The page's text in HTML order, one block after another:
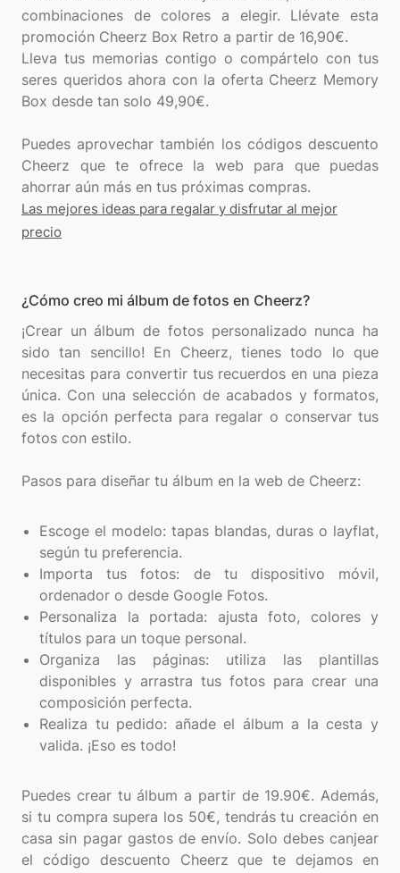
combinaciones de colores a elegir. Llévate esta
promoción Cheerz Box Retro a partir de 16,90€.
Lleva tus memorias contigo o compártelo con tus
seres queridos ahora con la oferta Cheerz Memory
Box desde tan solo 49,90€.
Puedes aprovechar también los códigos descuento
Cheerz que te ofrece la web para que puedas
Las mejores ideas para regalar y disfrutar al mejor
precio
¿Cómo creo mi álbum de fotos en Cheerz?
¡Crear un álbum de fotos personalizado nunca ha
sido tan sencillo! En Cheerz, tienes todo lo que
necesitas para convertir tus recuerdos en una pieza
única. Con una selección de acabados y formatos,
es la opción perfecta para regalar o conservar tus
fotos con estilo.
Pasos para diseñar tu álbum en la web de Cheerz:
Escoge el modelo: tapas blandas, duras o layflat,
según tu preferencia.
Importa tus fotos: de tu dispositivo móvil,
ordenador o desde Google Fotos.
Personaliza la portada: ajusta foto, colores y
títulos para un toque personal.
Organiza las páginas: utiliza las plantillas
disponibles y arrastra tus fotos para crear una
composición perfecta.
Realiza tu pedido: añade el álbum a la cesta y
valida. ¡Eso es todo!
Puedes crear tu álbum a partir de 19.90€. Además,
si tu compra supera los 50€, tendrás tu creación en
casa sin pagar gastos de envío. Solo debes canjear
el código descuento Cheerz que te dejamos en